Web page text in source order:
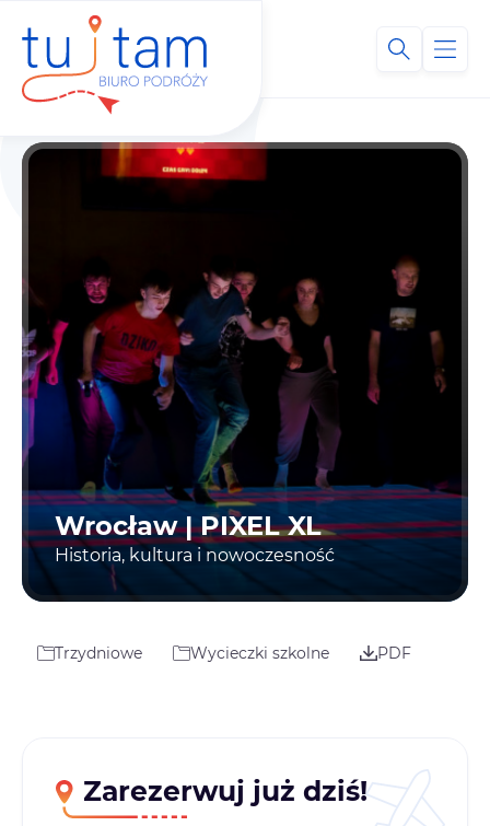
Wrocław | PIXEL XL
Historia, kultura i nowoczesność
Trzydniowe Wycieczki szkolne PDF
Zarezerwuj już dziś!